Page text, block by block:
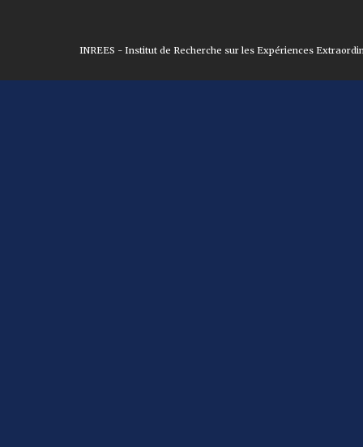
INREES - Institut de Recherche sur les Expériences